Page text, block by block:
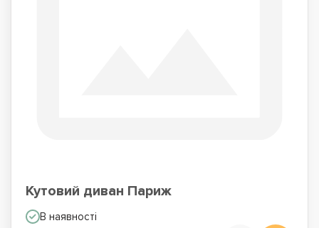
Кутовий диван Париж
В наявності